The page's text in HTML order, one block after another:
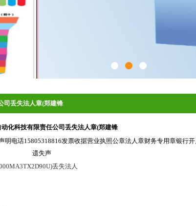
司丢失法人章(郑建锋
化科技有限责任公司丢失法人章(郑建锋
明电话15805318816发票收据营业执照公章法人章财务专用章银行
遗失声
丢失法人